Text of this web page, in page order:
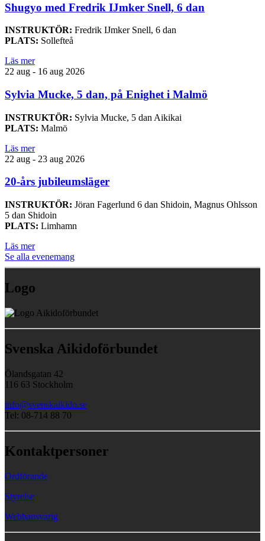
Shugyo med Fredrik IJmker Snell, 6 dan
INSTRUKTÖR: Fredrik IJmker Snell, 6 dan
PLATS: Sollefteå
Läs mer
22 aug - 16 aug 2026
Sylvia Mucke, 5 dan, på Enighet i Malmö
INSTRUKTÖR: Sylvia Mucke, 5 dan Aikikai
PLATS: Malmö
Läs mer
22 aug - 23 aug 2026
20-års jubileumsläger
INSTRUKTÖR: Jöran Fagerlund 6 dan Shidoin, Magnus Ohlsson
5 dan Shidoin
PLATS: Limhamn
Läs mer
Se alla evenemang
Logo
Svenska Aikidoförbundet
Ölandsgatan 42
116 63 Stockholm
info@svenskaikido.se
Tel: 08-714 88 70
Kontaktpersoner
Ordförande
Styrelse
Webbansvarig